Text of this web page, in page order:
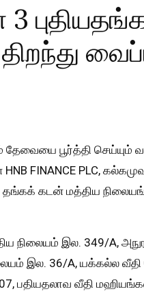
பூர்த்தி
FINANCE PLC,
தங்கக் கடன் மத்திய
இல. 349/A,
இல. 36/A, யக்கல்ல
பதியதலாவ வீதி